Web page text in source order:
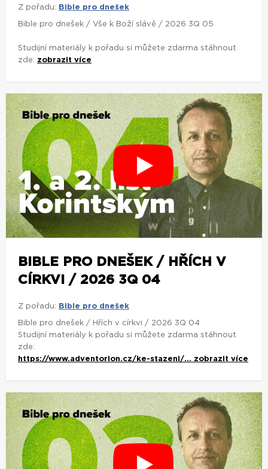
Z pořadu: Bible pro dnešek
Bible pro dnešek / Vše k Boží slávě / 2026 3Q 05
Studijní materiály k pořadu si můžete zdarma stáhnout
zde: zobrazit více
BIBLE PRO DNEŠEK / HŘÍCH V
CÍRKVI / 2026 3Q 04
Z pořadu: Bible pro dnešek
Bible pro dnešek / Hřích v církvi / 2026 3Q 04
Studijní materiály k pořadu si můžete zdarma stáhnout
zde:
https://www.adventorion.cz/ke-stazeni/... zobrazit více